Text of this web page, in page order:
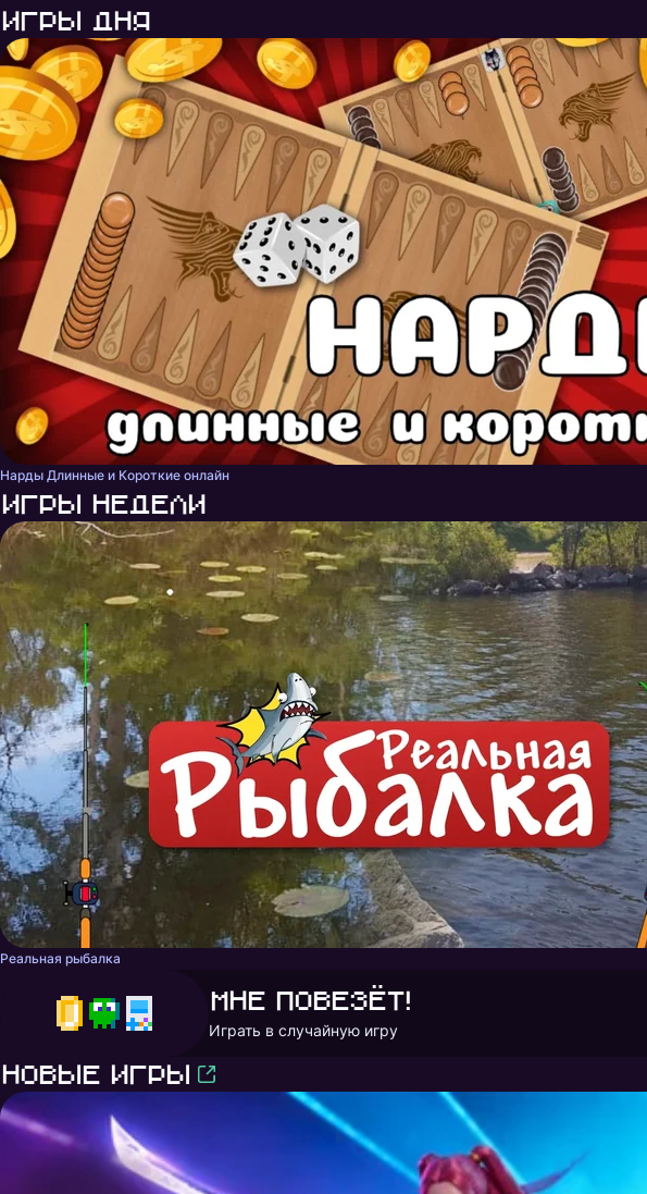
Игры дня
Нарды Длинные и Короткие онлайн
Игры недели
Реальная рыбалка
Мне повезёт!
Играть в случайную игру
Новые игры